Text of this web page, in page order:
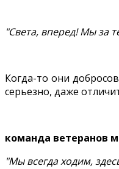
"Света, вперед! Мы за
Когда-то они
серьезно, даже
команда ветеранов
"Мы всегда ходим,